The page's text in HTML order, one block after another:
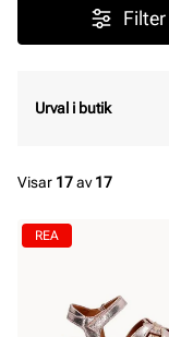
Filter
Urval i butik
Visar 17av17
REA